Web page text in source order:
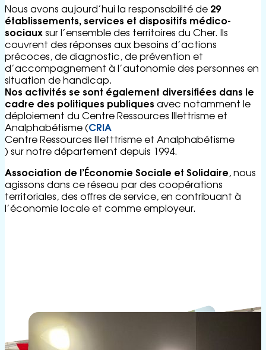
Nous avons aujourd’hui la responsabilité de 29
établissements, services et dispositifs médico-
sociauxsur l’ensemble des territoires du Cher. Ils
couvrent des réponses aux besoins d’actions
précoces, de diagnostic, de prévention et
d’accompagnement à l’autonomie des personnes en
situation de handicap.
Nos activités se sont également diversifiées dans le
cadre des politiques publiques avec notamment le
déploiement du Centre Ressources Illettrisme et
Analphabétisme (CRIA
Centre Ressources Illetttrisme et Analphabétisme
) sur notre département depuis 1994.
Association de l’Économie Sociale et Solidaire, nous
agissons dans ce réseau par des coopérations
territoriales, des offres de service, en contribuant à
l’économie locale et comme employeur.